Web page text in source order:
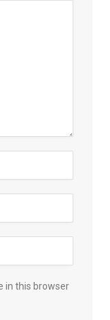
in this browser